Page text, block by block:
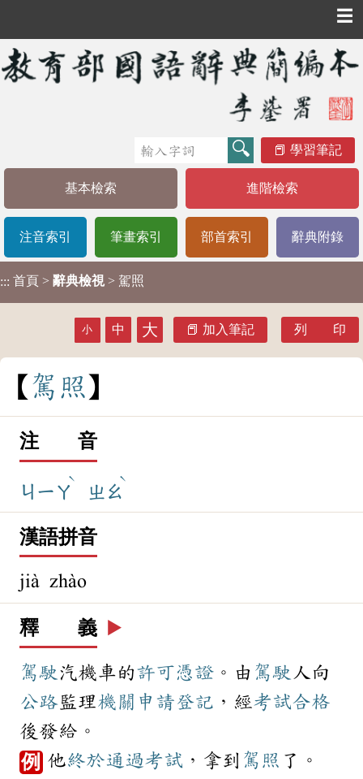
☰
學習筆記
基本檢索 進階檢索
注音索引 筆畫索引 部首索引 辭典附錄
::: 首頁 > 辭典檢視 > 駕照
小 中 大 加入筆記 列 印
駕 照
注 音
ㄐㄧㄚ
ˋ
ㄓㄠ
ˋ
漢語拼音
jià zhào
釋 義 ▶️
駕駛 汽機車的許可憑證 。由 駕駛 人向
公路監理機關 申請登記 ，經考試合格
後發給。
例 他終於通過考試 ，拿到 駕照 了。